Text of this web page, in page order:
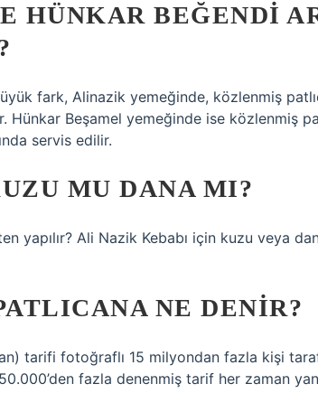
HÜNKAR BEĞENDI
fark, Alinazik yemeğinde, közlenmiş
Hünkar Beşamel yemeğinde ise közlenmiş
servis edilir.
MU DANA MI?
yapılır? Ali Nazik Kebabı için kuzu veya
NE DENIR?
tarifi fotoğraflı 15 milyondan fazla kişi
fazla denenmiş tarif her zaman